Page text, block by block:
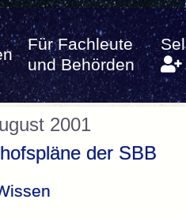
Für Fachleute
und Behörden
2001
der SBB